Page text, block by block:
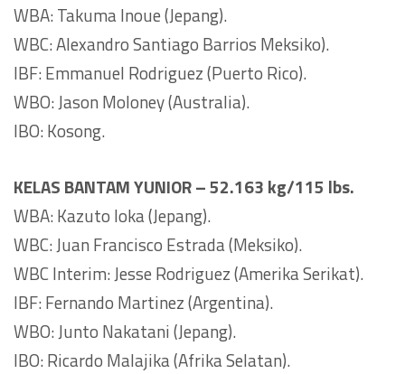
WBA: Takuma Inoue (Jepang).
WBC: Alexandro Santiago Barrios Meksiko).
IBF: Emmanuel Rodriguez (Puerto Rico).
WBO: Jason Moloney (Australia).
IBO: Kosong.
KELAS BANTAM YUNIOR – 52.163 kg/115 lbs.
WBA: Kazuto Ioka (Jepang).
WBC: Juan Francisco Estrada (Meksiko).
WBC Interim: Jesse Rodriguez (Amerika Serikat).
IBF: Fernando Martinez (Argentina).
WBO: Junto Nakatani (Jepang).
IBO: Ricardo Malajika (Afrika Selatan).